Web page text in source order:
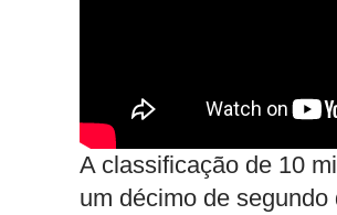
A classificação de 10
um décimo de